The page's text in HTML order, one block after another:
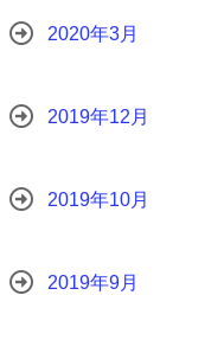
2020年3月
2019年12月
2019年10月
2019年9月